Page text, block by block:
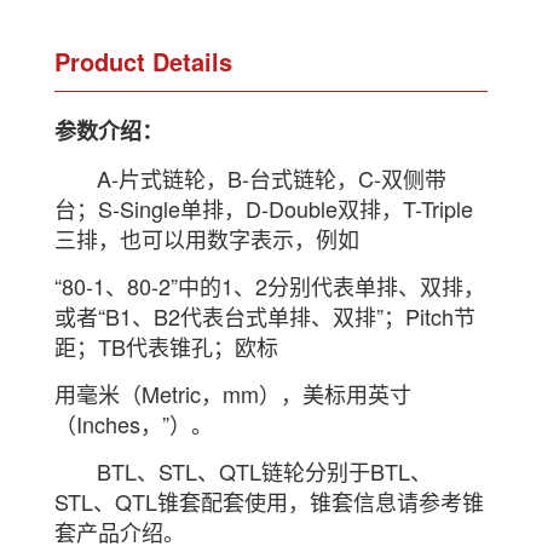
Product Details
参数介绍：
A-片式链轮，B-台式链轮，C-双侧带
台；S-Single单排，D-Double双排，T-Triple
三排，也可以用数字表示，例如
“80-1、80-2”中的1、2分别代表单排、双排，
或者“B1、B2代表台式单排、双排”；Pitch节
距；TB代表锥孔；欧标
用毫米（Metric，mm），美标用英寸
（Inches，”）。
BTL、STL、QTL链轮分别于BTL、
STL、QTL锥套配套使用，锥套信息请参考锥
套产品介绍。